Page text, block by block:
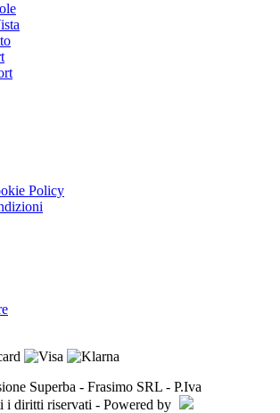
Policy
Superba - Frasimo SRL - P.Iva
i diritti riservati - Powered by